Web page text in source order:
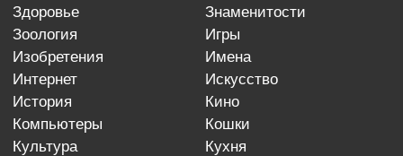
здоровье
знаменитости
зоология
игры
изобретения
имена
интернет
искусство
история
кино
компьютеры
кошки
культура
кухня